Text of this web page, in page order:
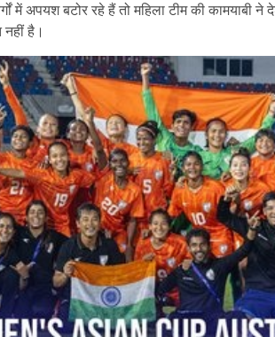
में अपयश बटोर रहे हैं तो महिला टीम की कामयाबी
है।